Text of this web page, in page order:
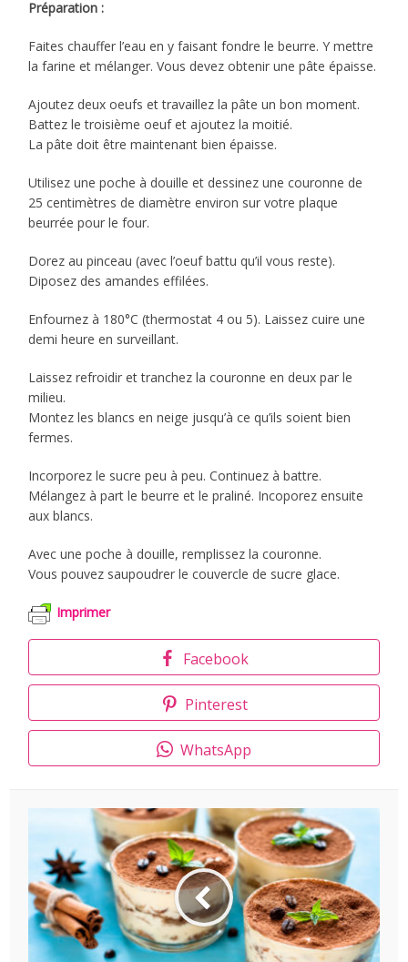
Préparation :
Faites chauffer l’eau en y faisant fondre le beurre. Y mettre
la farine et mélanger. Vous devez obtenir une pâte épaisse.
Ajoutez deux oeufs et travaillez la pâte un bon moment.
Battez le troisième oeuf et ajoutez la moitié.
La pâte doit être maintenant bien épaisse.
Utilisez une poche à douille et dessinez une couronne de
25 centimètres de diamètre environ sur votre plaque
beurrée pour le four.
Dorez au pinceau (avec l’oeuf battu qu’il vous reste).
Diposez des amandes effilées.
Enfournez à 180°C (thermostat 4 ou 5). Laissez cuire une
demi heure en surveillant.
Laissez refroidir et tranchez la couronne en deux par le
milieu.
Montez les blancs en neige jusqu’à ce qu’ils soient bien
fermes.
Incorporez le sucre peu à peu. Continuez à battre.
Mélangez à part le beurre et le praliné. Incoporez ensuite
aux blancs.
Avec une poche à douille, remplissez la couronne.
Vous pouvez saupoudrer le couvercle de sucre glace.
Imprimer
Facebook
Pinterest
WhatsApp